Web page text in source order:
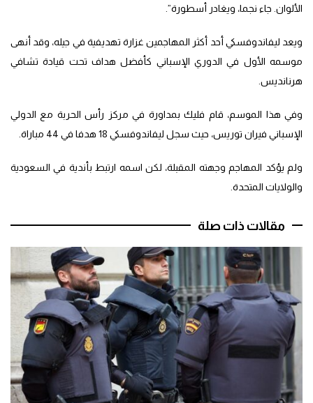
الألوان. جاء نجما، ويغادر أسطورة”.
ويعد ليفاندوفسكي أحد أكثر المهاجمين غزارة تهديفية في جيله، وقد أنهى
موسمه الأول في الدوري الإسباني كأفضل هداف تحت قيادة تشافي
هرنانديس.
وفي هذا الموسم، قام فليك بمداورة في مركز رأس الحربة مع الدولي
الإسباني فيران توريس، حيث سجل ليفاندوفسكي 18 هدفا في 44 مباراة.
ولم يؤكد المهاجم وجهته المقبلة، لكن اسمه ارتبط بأندية في السعودية
والولايات المتحدة.
مقالات ذات صلة